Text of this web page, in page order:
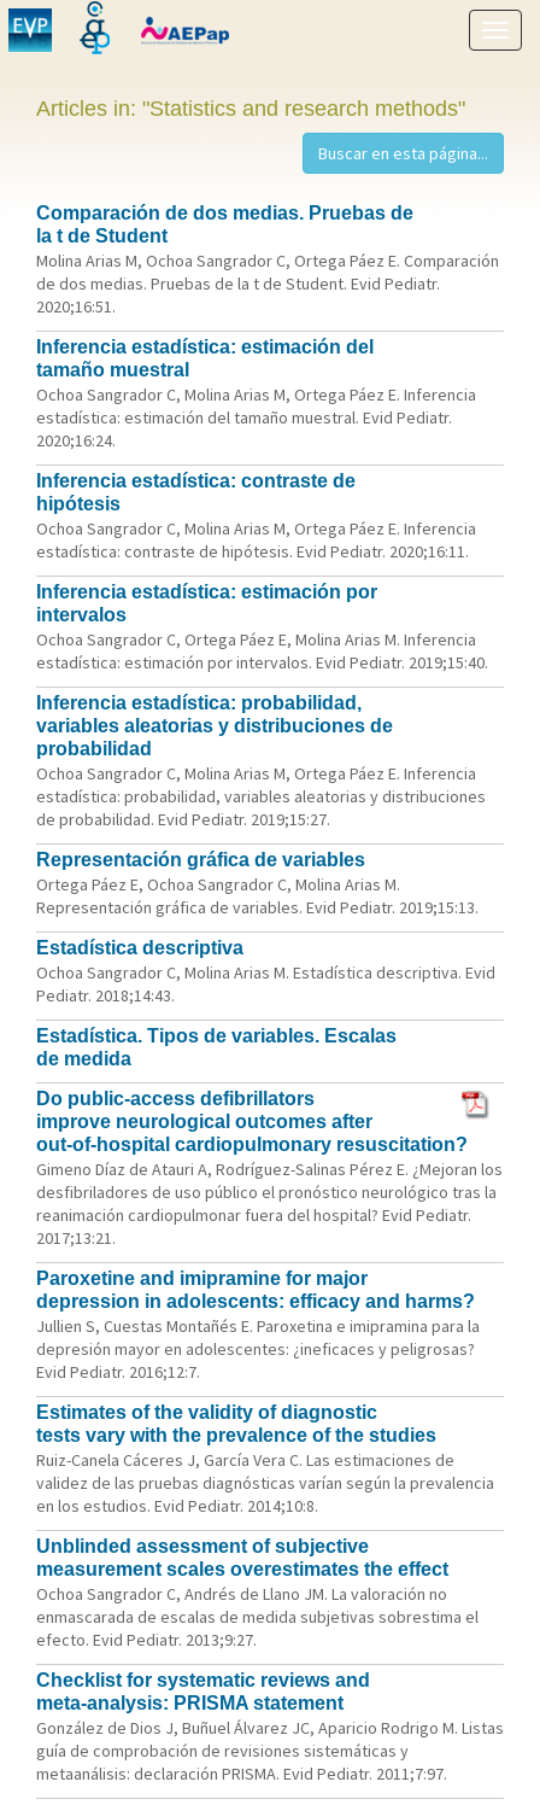
Show
menu
Articles in: "Statistics and research methods"
Comparación de dos medias. Pruebas de
la t de Student
Molina Arias M, Ochoa Sangrador C, Ortega Páez E. Comparación
de dos medias. Pruebas de la t de Student. Evid Pediatr.
2020;16:51.
Inferencia estadística: estimación del
tamaño muestral
Ochoa Sangrador C, Molina Arias M, Ortega Páez E. Inferencia
estadística: estimación del tamaño muestral. Evid Pediatr.
2020;16:24.
Inferencia estadística: contraste de
hipótesis
Ochoa Sangrador C, Molina Arias M, Ortega Páez E. Inferencia
estadística: contraste de hipótesis. Evid Pediatr. 2020;16:11.
Inferencia estadística: estimación por
intervalos
Ochoa Sangrador C, Ortega Páez E, Molina Arias M. Inferencia
estadística: estimación por intervalos. Evid Pediatr. 2019;15:40.
Inferencia estadística: probabilidad,
variables aleatorias y distribuciones de
probabilidad
Ochoa Sangrador C, Molina Arias M, Ortega Páez E. Inferencia
estadística: probabilidad, variables aleatorias y distribuciones
de probabilidad. Evid Pediatr. 2019;15:27.
Representación gráfica de variables
Ortega Páez E, Ochoa Sangrador C, Molina Arias M.
Representación gráfica de variables. Evid Pediatr. 2019;15:13.
Estadística descriptiva
Ochoa Sangrador C, Molina Arias M. Estadística descriptiva. Evid
Pediatr. 2018;14:43.
Estadística. Tipos de variables. Escalas
de medida
Do public-access defibrillators
improve neurological outcomes after
out-of-hospital cardiopulmonary resuscitation?
Gimeno Díaz de Atauri A, Rodríguez-Salinas Pérez E. ¿Mejoran los
desfibriladores de uso público el pronóstico neurológico tras la
reanimación cardiopulmonar fuera del hospital? Evid Pediatr.
2017;13:21.
Paroxetine and imipramine for major
depression in adolescents: efficacy and harms?
Jullien S, Cuestas Montañés E. Paroxetina e imipramina para la
depresión mayor en adolescentes: ¿ineficaces y peligrosas?
Evid Pediatr. 2016;12:7.
Estimates of the validity of diagnostic
tests vary with the prevalence of the studies
Ruiz-Canela Cáceres J, García Vera C. Las estimaciones de
validez de las pruebas diagnósticas varían según la prevalencia
en los estudios. Evid Pediatr. 2014;10:8.
Unblinded assessment of subjective
measurement scales overestimates the effect
Ochoa Sangrador C, Andrés de Llano JM. La valoración no
enmascarada de escalas de medida subjetivas sobrestima el
efecto. Evid Pediatr. 2013;9:27.
Checklist for systematic reviews and
meta-analysis: PRISMA statement
González de Dios J, Buñuel Álvarez JC, Aparicio Rodrigo M. Listas
guía de comprobación de revisiones sistemáticas y
metaanálisis: declaración PRISMA. Evid Pediatr. 2011;7:97.